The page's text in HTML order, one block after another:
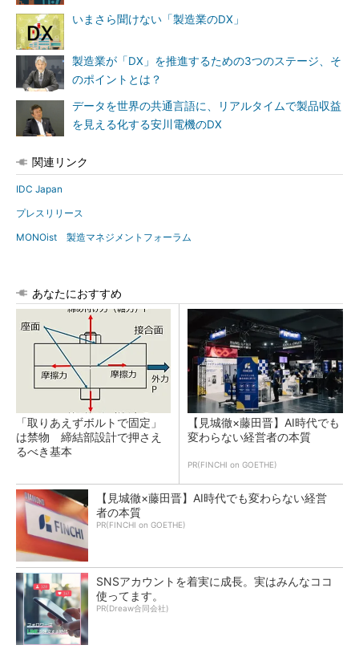
いまさら聞けない「製造業のDX」
製造業が「DX」を推進するための3つのステージ、そ
のポイントとは？
データを世界の共通言語に、リアルタイムで製品収益
を見える化する安川電機のDX
関連リンク
IDC Japan
プレスリリース
MONOist 製造マネジメントフォーラム
あなたにおすすめ
「取りあえずボルトで固定」
は禁物 締結部設計で押さえ
るべき基本
【見城徹×藤田晋】AI時代でも
変わらない経営者の本質
PR(FINCHI on GOETHE)
【見城徹×藤田晋】AI時代でも変わらない経営
者の本質
PR(FINCHI on GOETHE)
SNSアカウントを着実に成長。実はみんなココ
使ってます。
PR(Dreaw合同会社)